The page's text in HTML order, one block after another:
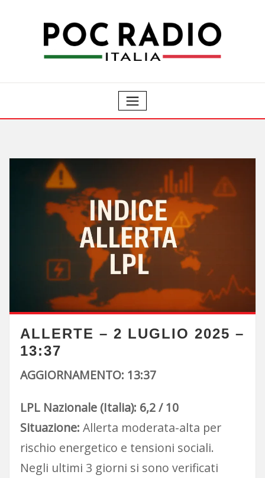
ALLERTE – 2 LUGLIO 2025 –
13:37
AGGIORNAMENTO: 13:37
LPL Nazionale (Italia): 6,2 / 10
Situazione: Allerta moderata-alta per
rischio energetico e tensioni sociali.
Negli ultimi 3 giorni si sono verificati